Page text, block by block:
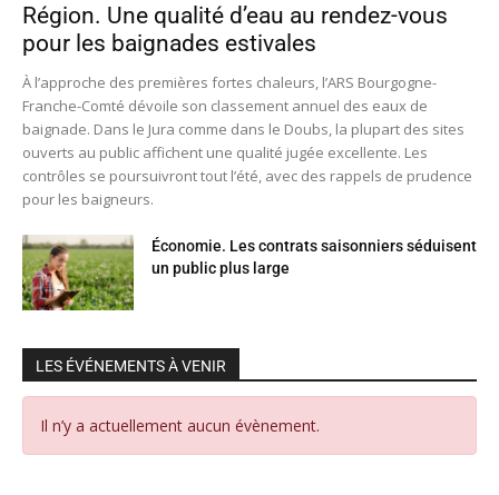
Région. Une qualité d’eau au rendez-vous
pour les baignades estivales
À l’approche des premières fortes chaleurs, l’ARS Bourgogne-
Franche-Comté dévoile son classement annuel des eaux de
baignade. Dans le Jura comme dans le Doubs, la plupart des sites
ouverts au public affichent une qualité jugée excellente. Les
contrôles se poursuivront tout l’été, avec des rappels de prudence
pour les baigneurs.
Économie. Les contrats saisonniers séduisent
un public plus large
LES ÉVÉNEMENTS À VENIR
Il n’y a actuellement aucun évènement.